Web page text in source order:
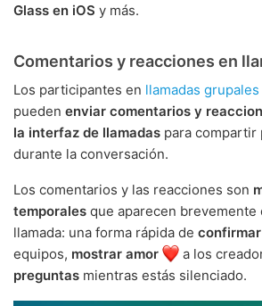
Glass en iOS y más.
Comentarios y reacciones en
Los participantes en llamadas grupales
pueden enviar comentarios y
la interfaz de llamadas para compartir
durante la conversación.
Los comentarios y las reacciones son
temporales que aparecen brevemente
llamada: una forma rápida de
equipos, mostrar amor a los
preguntas mientras estás silenciado.